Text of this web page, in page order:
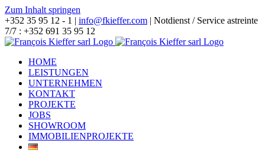
Zum Inhalt springen
+352 35 95 12 - 1 | info@fkieffer.com | Notdienst / Service astreinte
7/7 : +352 691 35 95 12
HOME
LEISTUNGEN
UNTERNEHMEN
KONTAKT
PROJEKTE
JOBS
SHOWROOM
IMMOBILIENPROJEKTE